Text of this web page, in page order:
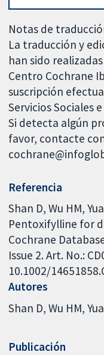
Notas de
La traducción y
han sido
Centro Cochrane
suscripción
Servicios Sociales
Si detecta algún
favor, contacte
Referencia
Shan D, Wu HM,
Pentoxifylline for
Cochrane
Issue 2. Art. No.:
10.1002/
Autores
Shan D Wu HM
Publicación